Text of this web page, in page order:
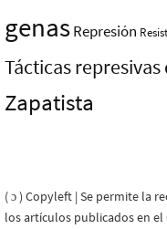
genasRepresión
Tácticas
Zapatista
( ɔ ) Copyleft | Se permite la
los artículos publicados en el